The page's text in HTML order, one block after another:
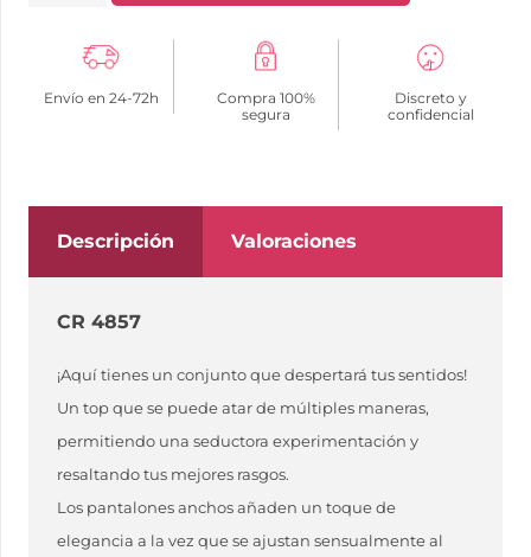
SET
ROJO
cantidad
Envío en 24-72h
Compra 100%
segura
Discreto y
confidencial
Descripción Valoraciones
CR 4857
¡Aquí tienes un conjunto que despertará tus sentidos!
Un top que se puede atar de múltiples maneras,
permitiendo una seductora experimentación y
resaltando tus mejores rasgos.
Los pantalones anchos añaden un toque de
elegancia a la vez que se ajustan sensualmente al